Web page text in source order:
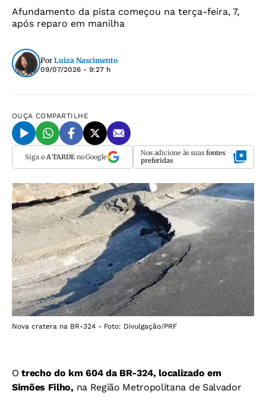
Afundamento da pista começou na terça-feira, 7,
após reparo em manilha
Por Luiza Nascimento
09/07/2026 - 9:27 h
OUÇA COMPARTILHE
Siga o A TARDEno Google Nos adicione às suas fontes
preferidas
Nova cratera na BR-324 - Foto: Divulgação/PRF
O trecho do km 604 da BR-324, localizado em
Simões Filho, na Região Metropolitana de Salvador